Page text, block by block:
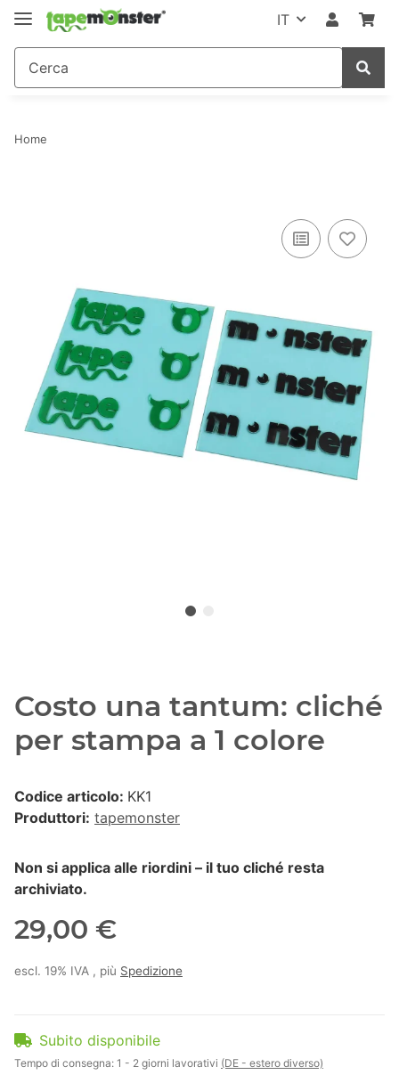
IT
Home
Costo una tantum: cliché
per stampa a 1 colore
Codice articolo: KK1
Produttori: tapemonster
Non si applica alle riordini – il tuo cliché resta
archiviato.
29,00 €
escl. 19% IVA , più Spedizione
Subito disponibile
Tempo di consegna: 1 - 2 giorni lavorativi (DE - estero diverso)